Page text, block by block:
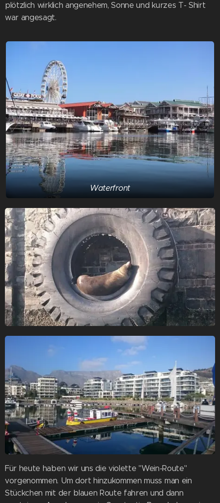
plötzlich wirklich angenehem, Sonne und kurzes T- Shirt
war angesagt.
Waterfront
Für heute haben wir uns die violette "Wein-Route"
vorgenommen. Um dort hinzukommen muss man ein
Stückchen mit der blauen Route fahren und dann